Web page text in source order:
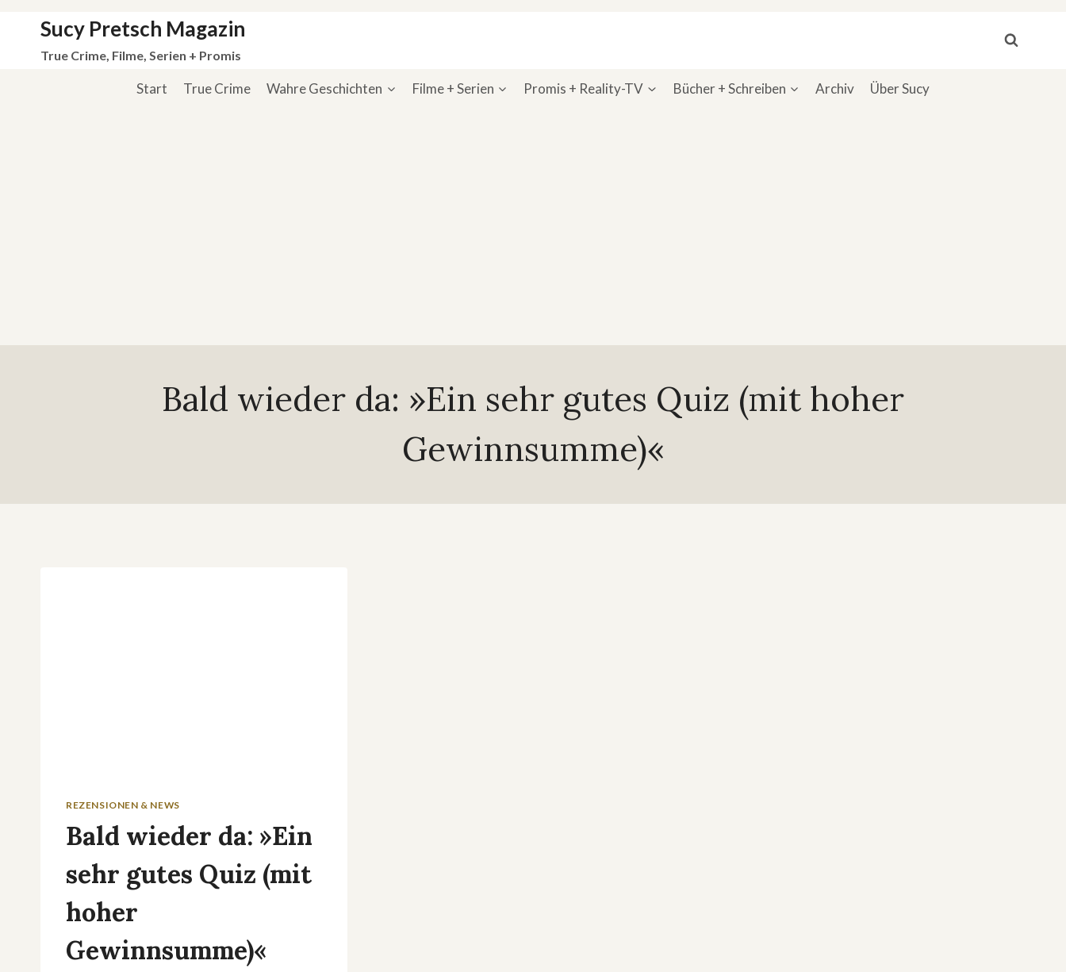
springen
Sucy Pretsch Magazin
True Crime, Filme, Serien + Promis
Start True Crime Wahre Geschichten Filme + Serien Promis + Reality-TV Bücher + Schreiben Archiv Über Sucy
Bald wieder da: »Ein sehr gutes Quiz (mit hoher
Gewinnsumme)«
REZENSIONEN & NEWS
Bald wieder da: »Ein
sehr gutes Quiz (mit
hoher
Gewinnsumme)«